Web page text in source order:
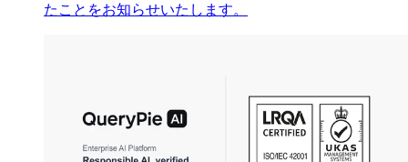
たことをお知らせいたします。